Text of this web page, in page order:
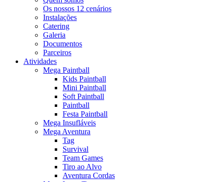
Os nossos 12 cenários
Instalações
Catering
Galeria
Documentos
Parceiros
Atividades
Mega Paintball
Kids Paintball
Mini Paintball
Soft Paintball
Paintball
Festa Paintball
Mega Insufláveis
Mega Aventura
Tag
Survival
Team Games
Tiro ao Alvo
Aventura Cordas